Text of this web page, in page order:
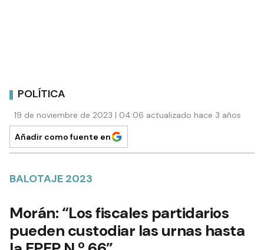
POLÍTICA
19 de noviembre de 2023 | 04:06 actualizado hace 3 años
Añadir como fuente en
BALOTAJE 2023
Morán: “Los fiscales partidarios
pueden custodiar las urnas hasta